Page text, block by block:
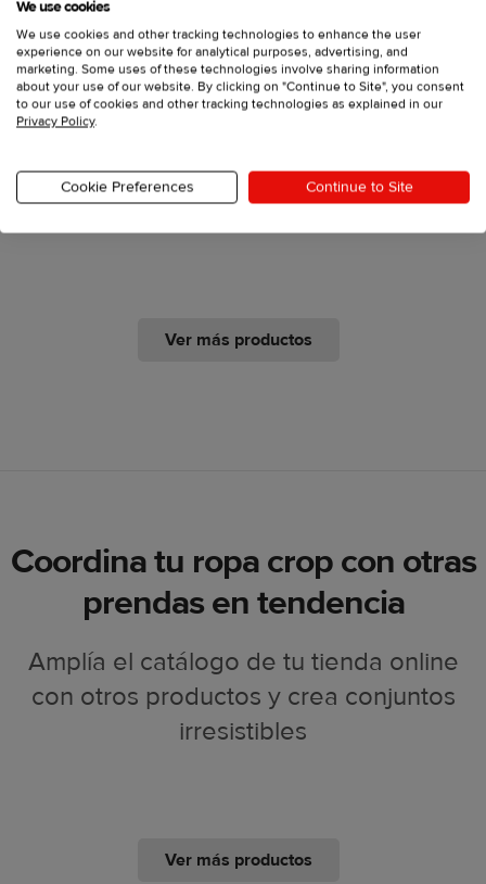
Crea crop tops personalizados y
véndelos bajo tu marca
Ver más productos
Coordina tu ropa crop con otras
prendas en tendencia
Amplía el catálogo de tu tienda online
con otros productos y crea conjuntos
irresistibles
Ver más productos
We use cookies
We use cookies and other tracking technologies to enhance the user
experience on our website for analytical purposes, advertising, and
marketing. Some uses of these technologies involve sharing information
about your use of our website. By clicking on "Continue to Site", you consent
to our use of cookies and other tracking technologies as explained in our
Privacy Policy.
Cookie Preferences Continue to Site